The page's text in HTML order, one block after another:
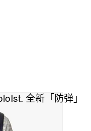
全新「防弹」